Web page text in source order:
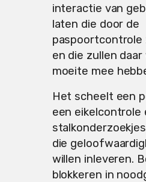
interactie van
laten die door de
paspoortcontrole
en die zullen daar
moeite mee
Het scheelt een
een eikelcontrole
die
willen inleveren.
blokkeren in